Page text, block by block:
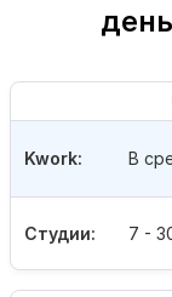
Студии: 7 -
Kwork: В